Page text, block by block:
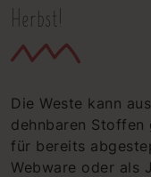
Herbst!
Die Weste kann
dehnbaren
für bereits
Webware oder als